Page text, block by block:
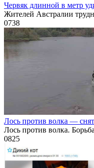
Червяк длинной в метр
Жителей Австралии
0738
Лось против волка —
Лось против волка.
0825